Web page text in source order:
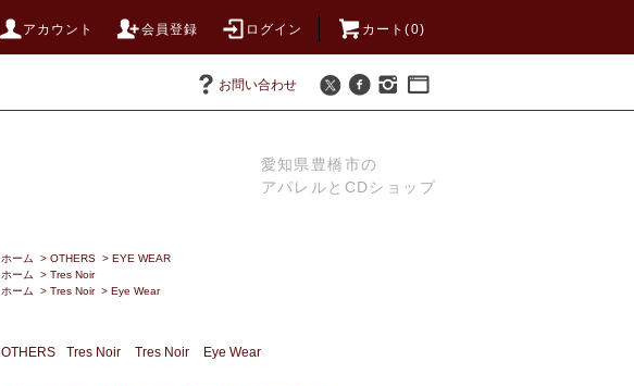
アカウント 会員登録 ログイン カート(0)
お問い合わせ
愛知県豊橋市の
アパレルとCDショップ
ホーム > OTHERS > EYE WEAR
ホーム
> Tres Noir
ホーム
> Tres Noir > Eye Wear
OTHERS Tres Noir Tres Noir Eye Wear